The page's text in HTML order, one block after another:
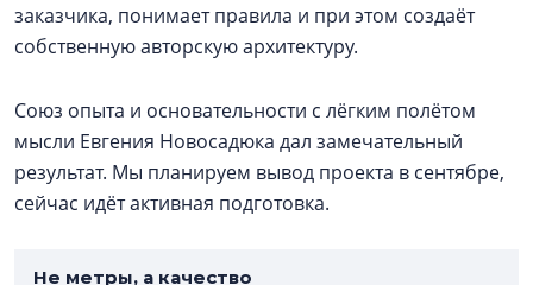
заказчика, понимает правила и при этом создаёт
собственную авторскую архитектуру.
Союз опыта и основательности с лёгким полётом
мысли Евгения Новосадюка дал замечательный
результат. Мы планируем вывод проекта в сентябре,
сейчас идёт активная подготовка.
Не метры, а качество